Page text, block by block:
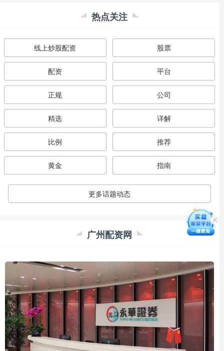
热点关注
线上炒股配资 股票
配资 平台
正规 公司
精选 详解
比例 推荐
黄金 指南
更多话题动态
广州配资网